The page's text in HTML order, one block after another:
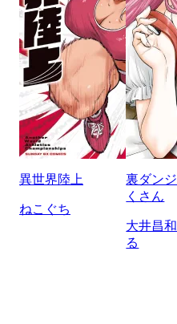
異世界陸上
ねこぐち
裏ダン
くさん
大井昌
る